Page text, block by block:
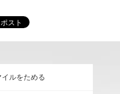
イルをためる